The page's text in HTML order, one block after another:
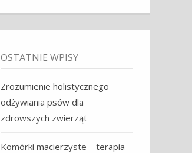
OSTATNIE WPISY
Zrozumienie holistycznego
odżywiania psów dla
zdrowszych zwierząt
Komórki macierzyste – terapia